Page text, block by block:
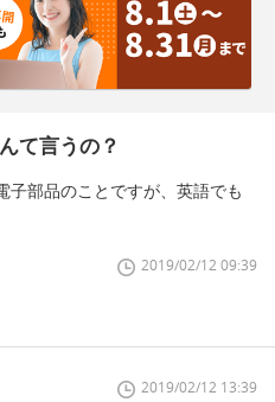
て言うの？
子部品のことですが、英語でも
2019/02/12 09:39
2019/02/12 13:39